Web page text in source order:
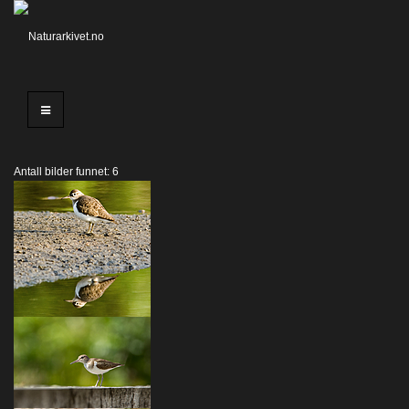
Antall bilder funnet: 6